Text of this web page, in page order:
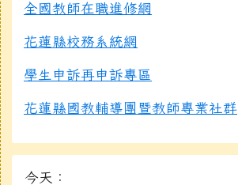
全國教師在職進修網
花蓮縣校務系統網
學生申訴再申訴專區
花蓮縣國教輔導團暨教師專業社群
今天：